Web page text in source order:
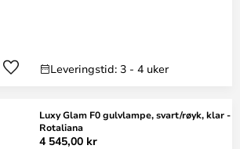
Leveringstid: 3 - 4 uker
Luxy Glam F0 gulvlampe, svart/røyk, klar -
Rotaliana
4 545,00 kr